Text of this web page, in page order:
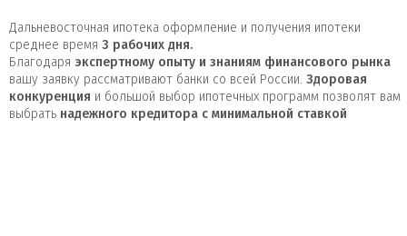
Дальневосточная ипотека оформление и получения ипотеки
среднее время 3 рабочих дня.
Благодаря экспертному опыту и знаниям финансового рынка
вашу заявку рассматривают банки со всей России. Здоровая
конкуренция и большой выбор ипотечных программ позволят вам
выбрать надежного кредитора с минимальной ставкой